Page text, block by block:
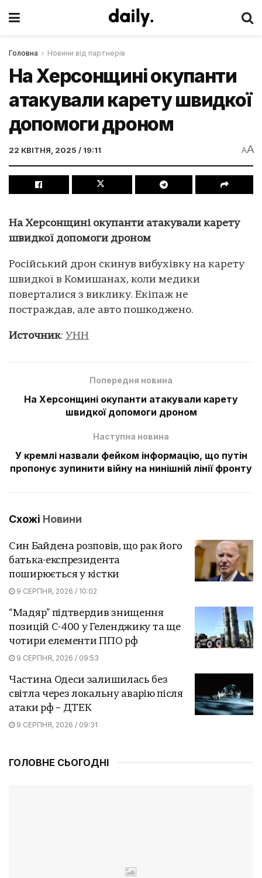
Головна Новини від партнерів
На Херсонщині окупанти
атакували карету швидкої
допомоги дроном
22 КВІТНЯ, 2025 / 19:11 AA
На Херсонщині окупанти атакували карету
швидкої допомоги дроном
Російський дрон скинув вибухівку на карету
швидкої в Комишанах, коли медики
поверталися з виклику. Екіпаж не
постраждав, але авто пошкоджено.
Источник: УНН
Попередня новина
На Херсонщині окупанти атакували карету
швидкої допомоги дроном
Наступна новина
У кремлі назвали фейком інформацію, що путін
пропонує зупинити війну на нинішній лінії фронту
Схожі Новини
Син Байдена розповів, що рак його
батька-експрезидента
поширюється у кістки
9 СЕРПНЯ, 2026 / 10:02
“Мадяр” підтвердив знищення
позицій С-400 у Геленджику та ще
чотири елементи ППО рф
9 СЕРПНЯ, 2026 / 09:53
Частина Одеси залишилась без
світла через локальну аварію після
атаки рф – ДТЕК
9 СЕРПНЯ, 2026 / 09:31
ГОЛОВНЕ СЬОГОДНІ